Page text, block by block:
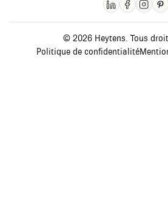
© 2026 Heytens. Tous
Politique de confidentialité